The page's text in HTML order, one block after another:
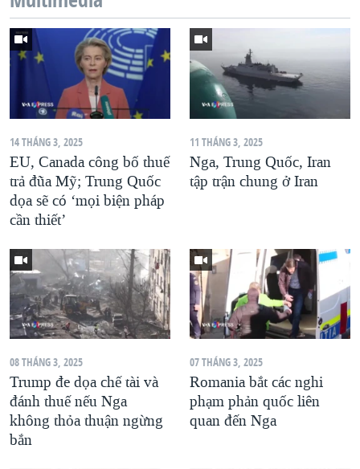
14 THÁNG 3, 2025
EU, Canada công bố thuế
trả đũa Mỹ; Trung Quốc
dọa sẽ có ‘mọi biện pháp
cần thiết’
11 THÁNG 3, 2025
Nga, Trung Quốc, Iran
tập trận chung ở Iran
08 THÁNG 3, 2025
Trump đe dọa chế tài và
đánh thuế nếu Nga
không thỏa thuận ngừng
bắn
07 THÁNG 3, 2025
Romania bắt các nghi
phạm phản quốc liên
quan đến Nga